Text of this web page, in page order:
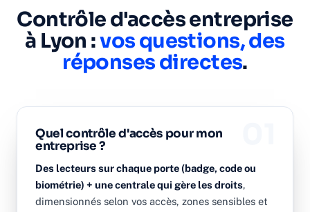
Contrôle d'accès entreprise
à Lyon :vos questions, des
réponses directes.
Quel contrôle d'accès pour mon
entreprise ?
Des lecteurs sur chaque porte (badge, code ou
biométrie) + une centrale qui gère les droits,
dimensionnés selon vos accès, zones sensibles et